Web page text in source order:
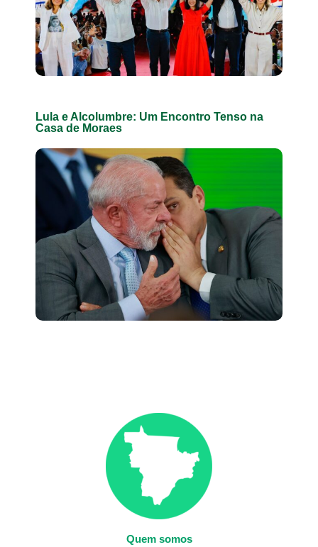
Lula e Alcolumbre: Um Encontro Tenso na
Casa de Moraes
Quem somos